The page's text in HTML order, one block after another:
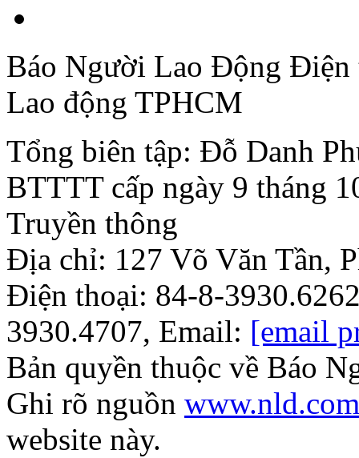
Báo Người Lao Động Điện
Lao động TPHCM
Tổng biên tập: Đỗ Danh
BTTTT cấp ngày 9 tháng
Truyền thông
Địa chỉ: 127 Võ Văn Tần,
Điện thoại: 84-8-
3930.4707, Email: [email
Bản quyền thuộc về Báo
Ghi rõ nguồn
website này.